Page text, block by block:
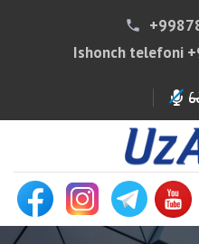
phone
Ishonch telefoni